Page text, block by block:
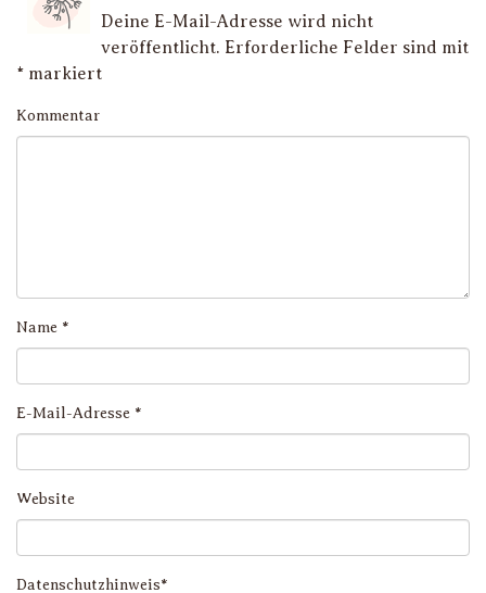
Deine E-Mail-Adresse wird nicht
veröffentlicht. Erforderliche Felder sind mit
* markiert
Kommentar
Name *
E-Mail-Adresse *
Website
Datenschutzhinweis*